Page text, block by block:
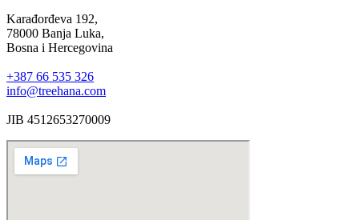
Karađorđeva 192,
78000 Banja Luka,
Bosna i Hercegovina
+387 66 535 326
info@treehana.com
JIB 4512653270009